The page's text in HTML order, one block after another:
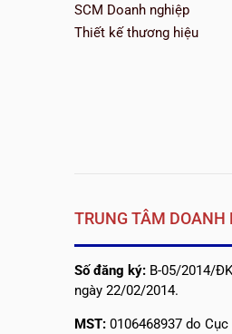
SCM Doanh nghiệp
Thiết kế thương hiệu
TRUNG TÂM DOANH
Số đăng ký: B-05/2014/
ngày 22/02/2014.
MST: 0106468937 do